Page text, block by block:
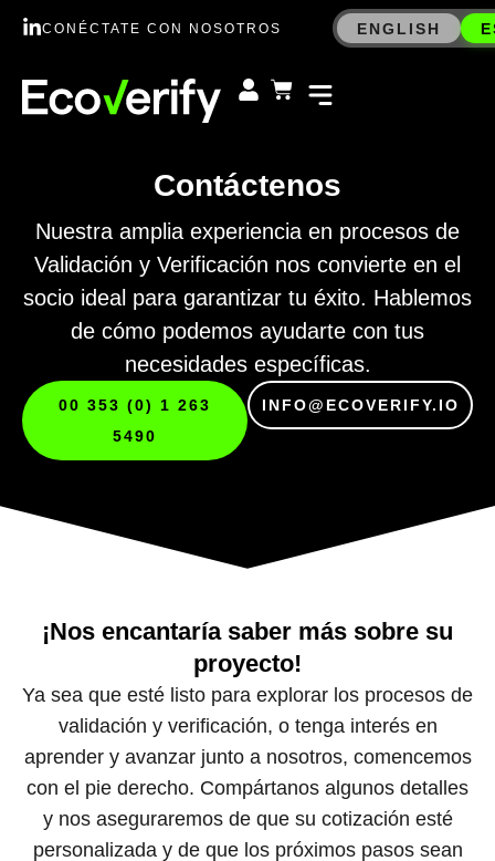
CONÉCTATE CON NOSOTROS ENGLISH
Contáctenos
Nuestra amplia experiencia en procesos de
Validación y Verificación nos convierte en el
socio ideal para garantizar tu éxito. Hablemos
de cómo podemos ayudarte con tus
necesidades específicas.
00 353 (0) 1 263
5490
INFO@ECOVERIFY.IO
¡Nos encantaría saber más sobre su
proyecto!
Ya sea que esté listo para explorar los procesos de
validación y verificación, o tenga interés en
aprender y avanzar junto a nosotros, comencemos
con el pie derecho. Compártanos algunos detalles
y nos aseguraremos de que su cotización esté
personalizada y de que los próximos pasos sean